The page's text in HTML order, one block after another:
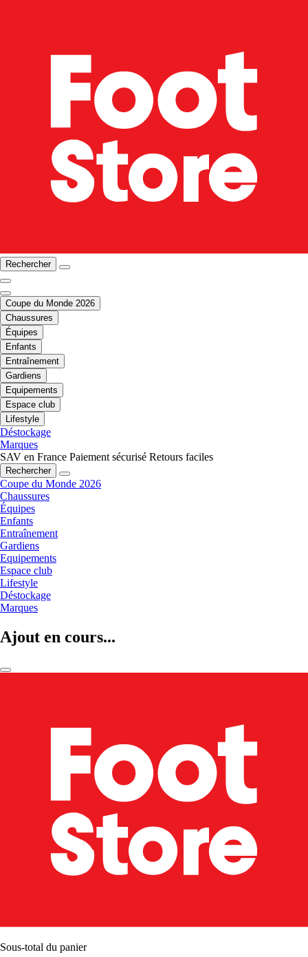
Rechercher
Coupe du Monde 2026
Chaussures
Équipes
Enfants
Entraînement
Gardiens
Equipements
Espace club
Lifestyle
Déstockage
Marques
SAV en France Paiement sécurisé Retours faciles
Rechercher
Coupe du Monde 2026
Chaussures
Équipes
Enfants
Entraînement
Gardiens
Equipements
Espace club
Lifestyle
Déstockage
Marques
Ajout en cours...
Sous-total du panier